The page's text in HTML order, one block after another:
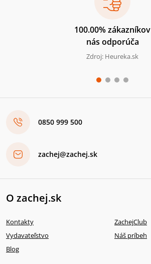
100.00% zákazníkov
nás odporúča
Zdroj: Heureka.sk
0850 999 500
zachej@zachej.sk
O zachej.sk
Kontakty
ZachejClub
Vydavateľstvo
Náš príbeh
Blog